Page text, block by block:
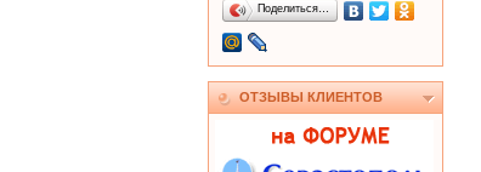
Поделиться…
ОТЗЫВЫ КЛИЕНТОВ